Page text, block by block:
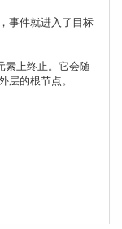
事件就进入了目标
素上终止。它会随
的根节点。